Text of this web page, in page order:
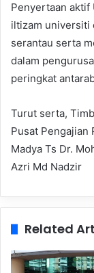
Penyertaan aktif
iltizam universiti
serantau serta
dalam
peringkat
Turut serta,
Pusat Pengajian
Madya Ts Dr.
Azri Md Nadzir
Related